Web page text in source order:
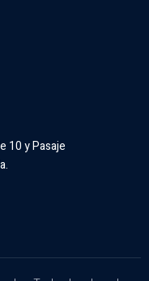
10 y Pasaje